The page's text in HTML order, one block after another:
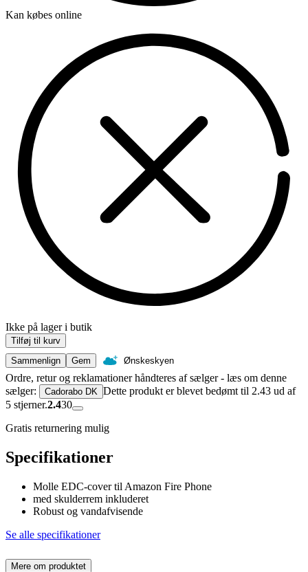
Kan købes online
Ikke på lager i butik
Tilføj til kurv
Sammenlign
Gem Ønskeskyen
Ordre, retur og reklamationer håndteres af sælger - læs om denne
sælger:
Cadorabo DK Dette produkt er blevet bedømt til 2.43 ud af
5 stjerner.2.430
Gratis returnering mulig
Specifikationer
Molle EDC-cover til Amazon Fire Phone
med skulderrem inkluderet
Robust og vandafvisende
Se alle specifikationer
Mere om produktet